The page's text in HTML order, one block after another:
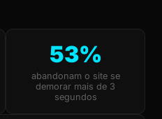
53%
abandonam o site se
demorar mais de 3
segundos